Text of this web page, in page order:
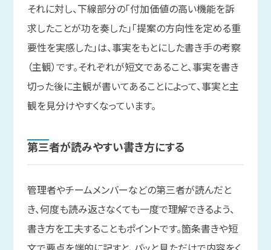
それに対し、下線部分の「付加価値の高い機能を訴
求したことが功を奏した」「提案の方向性を定める重
要性を実感した」は、事実をもとにした書き手の考察
（主観）です。それぞれが短文であること、事実を書き
切った後に主観が書いてあることによって、事実と主
観を見分けやすくなっています。
第三者が読みやすい書き方にする
管理者やチームメンバーなどの第三者が読んだと
き、何度も読み返さなくても一度で理解できるよう、
書き方を工夫することもポイントです。箇条書きや短